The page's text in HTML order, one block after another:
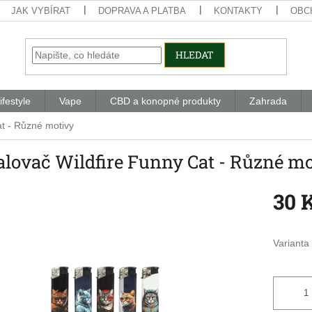
JAK VYBÍRAT DOPRAVA A PLATBA KONTAKTY
HLEDAT
Vape CBD a konopné produkty Zahrada
- Různé motivy
Wildfire Funny Cat - Různé
30
cena:
Varianta